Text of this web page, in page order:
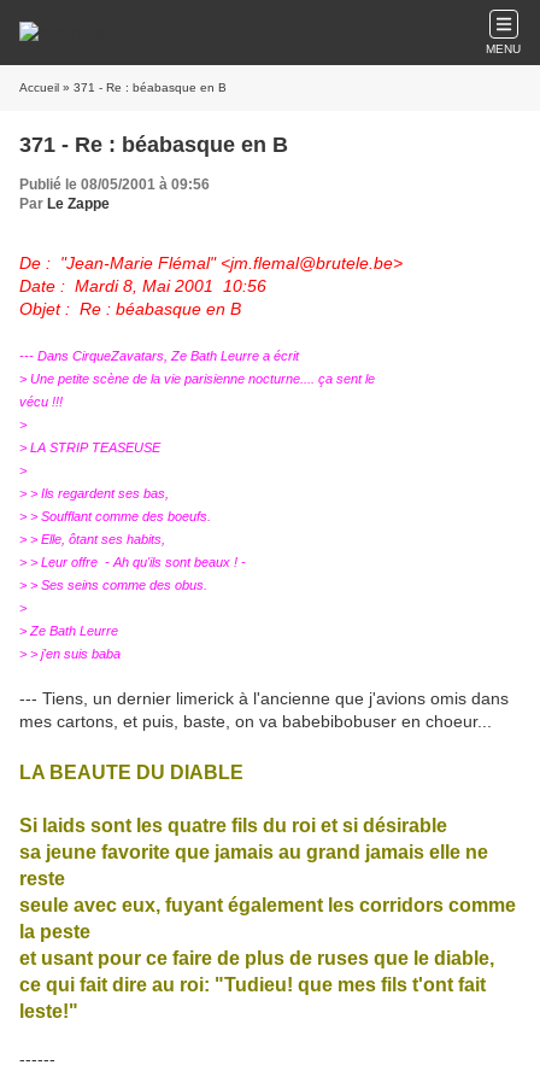
MENU
Accueil » 371 - Re : béabasque en B
371 - Re : béabasque en B
Publié le 08/05/2001 à 09:56
Par Le Zappe
De : "Jean-Marie Flémal" <jm.flemal@brutele.be>
Date : Mardi 8, Mai 2001 10:56
Objet : Re : béabasque en B
--- Dans CirqueZavatars, Ze Bath Leurre a écrit
> Une petite scène de la vie parisienne nocturne.... ça sent le
vécu !!!
>
> LA STRIP TEASEUSE
>
> > Ils regardent ses bas,
> > Soufflant comme des boeufs.
> > Elle, ôtant ses habits,
> > Leur offre - Ah qu'ils sont beaux ! -
> > Ses seins comme des obus.
>
> Ze Bath Leurre
> > j'en suis baba
--- Tiens, un dernier limerick à l'ancienne que j'avions omis dans
mes cartons, et puis, baste, on va babebibobuser en choeur...
LA BEAUTE DU DIABLE
Si laids sont les quatre fils du roi et si désirable
sa jeune favorite que jamais au grand jamais elle ne
reste
seule avec eux, fuyant également les corridors comme
la peste
et usant pour ce faire de plus de ruses que le diable,
ce qui fait dire au roi: "Tudieu! que mes fils t'ont fait
leste!"
------